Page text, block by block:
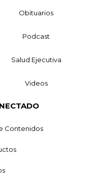
Obituarios
Podcast
Salud Ejecutiva
Videos
Contenidos